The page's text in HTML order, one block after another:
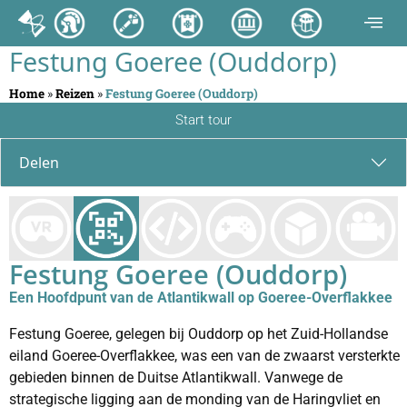
Festung Goeree (Ouddorp)
Home »Reizen »Festung Goeree (Ouddorp)
Start tour
Delen
Festung Goeree (Ouddorp)
Een Hoofdpunt van de Atlantikwall op Goeree-Overflakkee
Festung Goeree, gelegen bij Ouddorp op het Zuid-Hollandse
eiland Goeree-Overflakkee, was een van de zwaarst versterkte
gebieden binnen de Duitse Atlantikwall. Vanwege de
strategische ligging aan de monding van de Haringvliet en